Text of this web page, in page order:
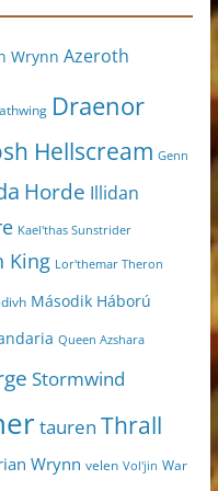
Wrynn Azeroth
Draenor
Hellscream Genn
Horde Illidan
Kael'thas Sunstrider
King Lor'themar Theron
Második Háború
Queen Azshara
Stormwind
tauren Thrall
Wrynn velen Vol'jin War